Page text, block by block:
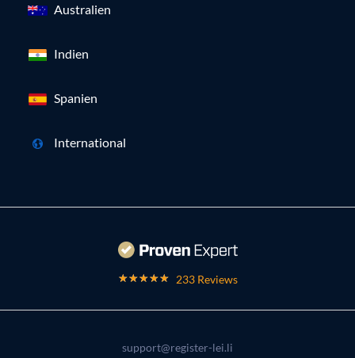
Australien
Indien
Spanien
International
233 Reviews
support@register-lei.li